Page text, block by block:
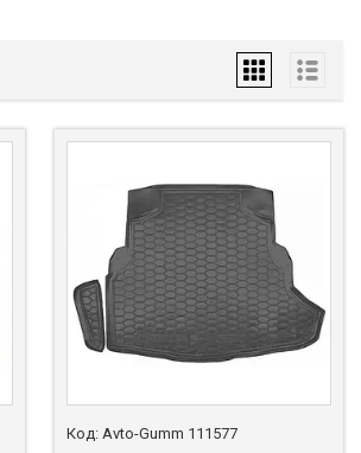
Avto-Gumm 111577